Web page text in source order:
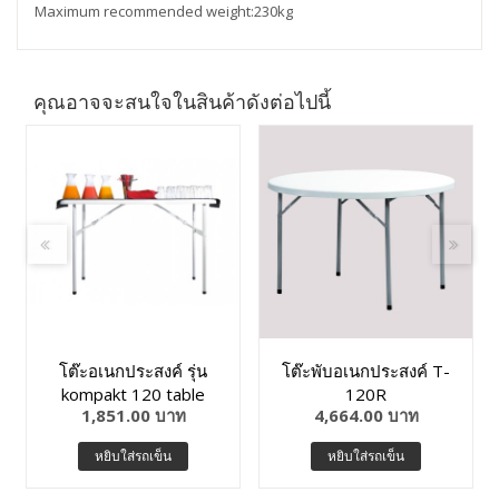
Maximum recommended weight:230kg
คุณอาจจะสนใจในสินค้าดังต่อไปนี้
โต๊ะอเนกประสงค์ รุ่น
kompakt 120 table
1,851.00 บาท
หยิบใส่รถเข็น
โต๊ะพับอเนกประสงค์ T-
120R
4,664.00 บาท
หยิบใส่รถเข็น